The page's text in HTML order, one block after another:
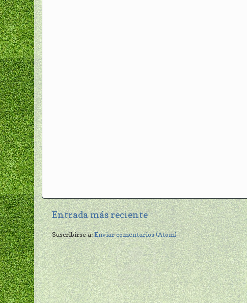
Entrada más reciente
Suscribirse a:Enviar comentarios (Atom)